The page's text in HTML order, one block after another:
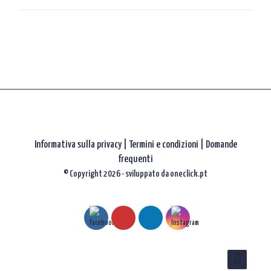
Informativa sulla privacy| Termini e condizioni |
Domande
frequenti
© Copyright 2026 - sviluppato da oneclick.pt